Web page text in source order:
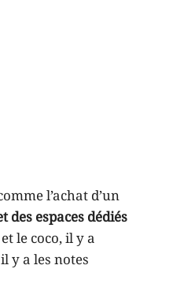
l’achat d’un
espaces dédiés
le coco, il y a
y a les notes